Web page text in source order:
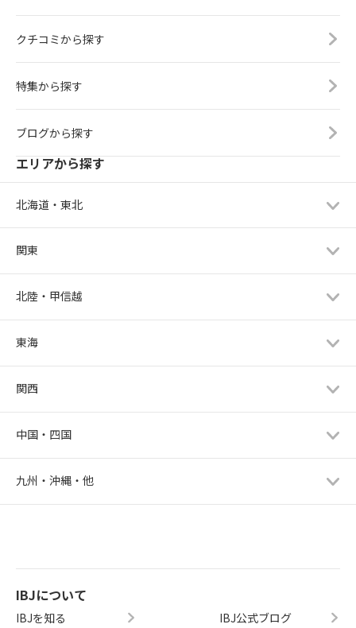
クチコミから探す
特集から探す
ブログから探す
エリアから探す
北海道・東北
関東
北陸・甲信越
東海
関西
中国・四国
九州・沖縄・他
IBJについて
IBJを知る IBJ公式ブログ